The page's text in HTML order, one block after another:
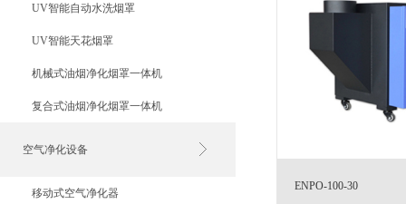
UV智能自动水洗烟罩
UV智能天花烟罩
机械式油烟净化烟罩一体机
复合式油烟净化烟罩一体机
空气净化设备
移动式空气净化器
ENPO-100-30